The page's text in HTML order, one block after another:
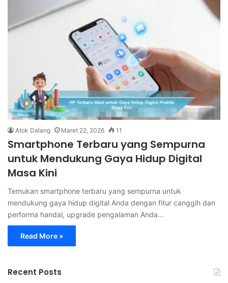
Atok Dalang Maret 22, 2026 11
Smartphone Terbaru yang Sempurna
untuk Mendukung Gaya Hidup Digital
Masa Kini
Temukan smartphone terbaru yang sempurna untuk
mendukung gaya hidup digital Anda dengan fitur canggih dan
performa handal, upgrade pengalaman Anda…
Read More »
Recent Posts